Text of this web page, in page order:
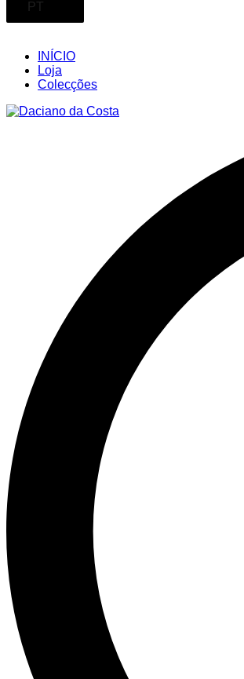
PT
INÍCIO
Loja
Colecções